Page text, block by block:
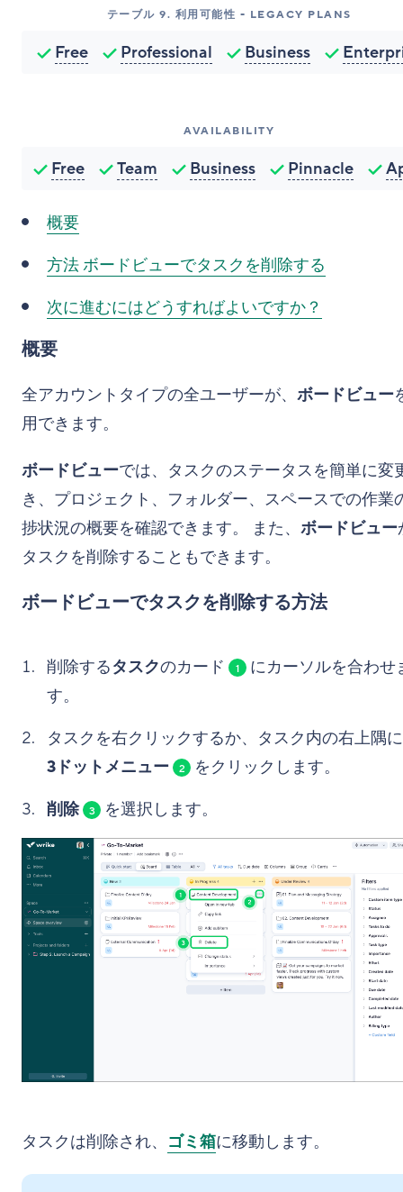
テーブル 9. 利用可能性 - LEGACY PLANS
Free Professional Business
AVAILABILITY
Free Team Business Pinnacle
概要
方法ボードビューでタスクを削除する
次に進むにはどうすればよいですか？
概要
全アカウントタイプの全ユーザーが、 ボードビュー
用できます。
ボードビューでは、タスクのステータスを簡単に変
き、プロジェクト、フォルダー、スペースでの作業
捗状況の概要を確認できます。 また、 ボードビュー
タスクを削除することもできます。
ボードビューでタスクを削除する方法
削除するタスクのカード 1
にカーソルを合わせ
す。
タスクを右クリックするか、タスク内の右上隅
3ドットメニュー
2
をクリックします。
削除
3 を選択します。
タスクは削除され、 ゴミ箱に移動します。